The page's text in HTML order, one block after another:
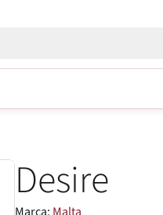
Desire